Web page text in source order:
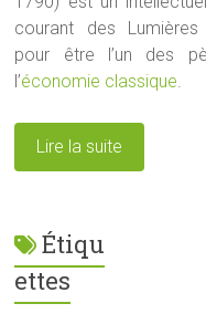
courant des
pour être l’un des
l’économie classique.
Lire la suite
Étiqu
ettes